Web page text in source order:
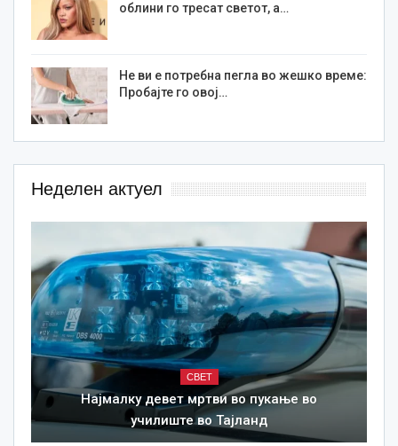
облини го тресат светот, а…
Не ви е потребна пегла во жешко време:
Пробајте го овој…
Неделен актуел
СВЕТ
Најмалку девет мртви во пукање во
училиште во Тајланд